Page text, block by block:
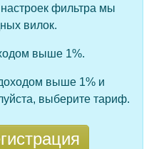
фильтра мы
вилок.
выше 1%.
выше 1% и
выберите тариф.